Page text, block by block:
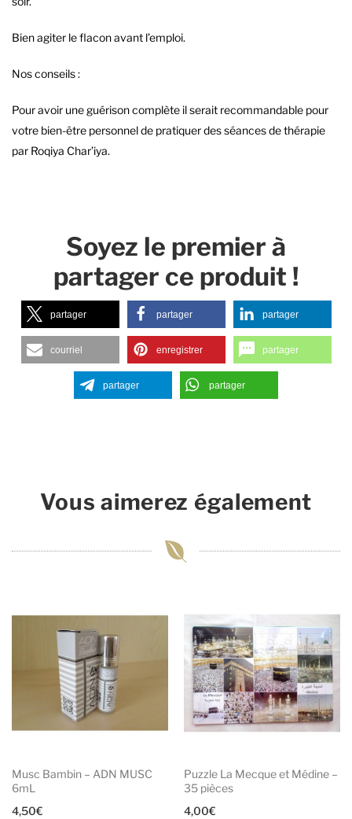
Bien agiter le flacon avant l’emploi.
Nos conseils :
Pour avoir une guérison complète il serait recommandable pour
votre bien-être personnel de pratiquer des séances de thérapie
par Roqiya Char’iya.
Soyez le premier à
partager ce produit !
partager partager partager
courriel enregistrer partager
partager partager
Vous aimerez également
Musc Bambin – ADN MUSC
6mL
4,50€
Puzzle La Mecque et Médine –
35 pièces
4,00€